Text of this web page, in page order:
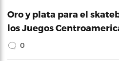
Oro y plata para el
los Juegos
0